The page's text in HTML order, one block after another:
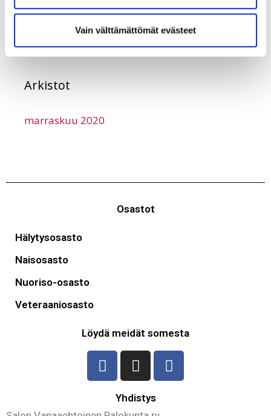
Vain välttämättömät evästeet
Arkistot
marraskuu 2020
Osastot
Hälytysosasto
Naisosasto
Nuoriso-osasto
Veteraaniosasto
Löydä meidät somesta
Yhdistys